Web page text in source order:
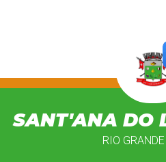
SANT'ANA DO
RIO GRANDE